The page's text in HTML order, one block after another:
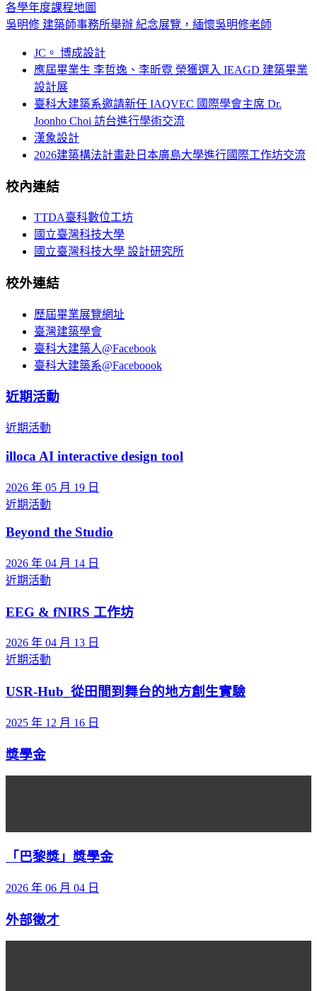
各學年度課程地圖
吳明修 建築師事務所舉辦 紀念展覽，緬懷吳明修老師
JC。 博成設計
應屆畢業生 李哲逸、李昕霓 榮獲選入 IEAGD 建築畢業
設計展
臺科大建築系邀請新任 IAQVEC 國際學會主席 Dr.
Joonho Choi 訪台進行學術交流
漢象設計
2026建築構法計畫赴日本廣島大學進行國際工作坊交流
校內連結
TTDA臺科數位工坊
國立臺灣科技大學
國立臺灣科技大學 設計研究所
校外連結
歷屆畢業展覽網址
臺灣建築學會
臺科大建築人@Facebook
臺科大建築系@Faceboook
近期活動
近期活動
illoca AI interactive design tool
2026 年 05 月 19 日
近期活動
Beyond the Studio
2026 年 04 月 14 日
近期活動
EEG & fNIRS 工作坊
2026 年 04 月 13 日
近期活動
USR-Hub_從田間到舞台的地方創生實驗
2025 年 12 月 16 日
獎學金
「巴黎獎」獎學金
2026 年 06 月 04 日
外部徵才